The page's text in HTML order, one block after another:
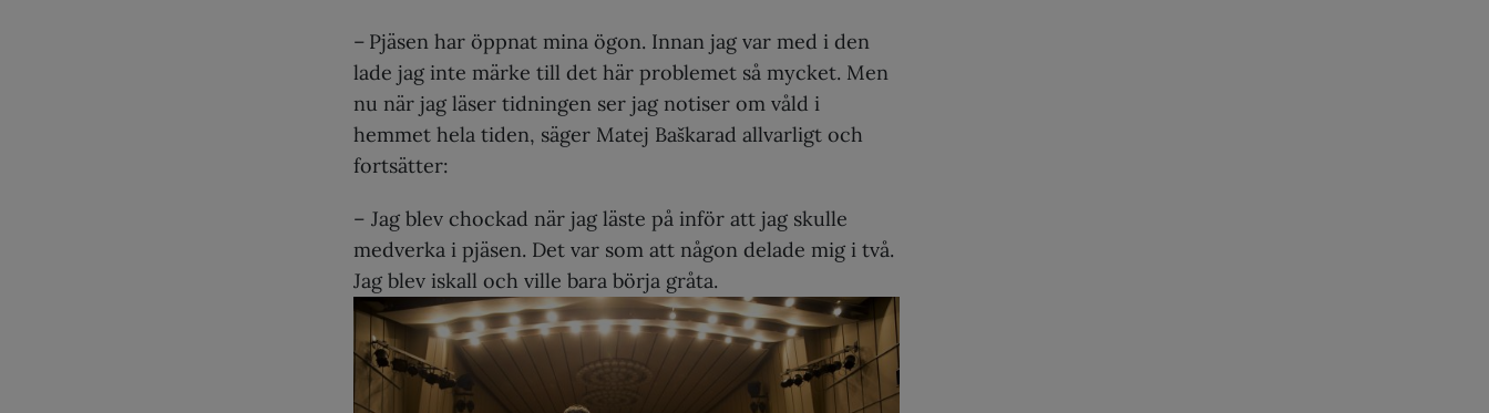
– Pjäsen har öppnat mina ögon. Innan jag var med i den
lade jag inte märke till det här problemet så mycket. Men
nu när jag läser tidningen ser jag notiser om våld i
hemmet hela tiden, säger Matej Baškarad allvarligt och
fortsätter:
– Jag blev chockad när jag läste på inför att jag skulle
medverka i pjäsen. Det var som att någon delade mig i två.
Jag blev iskall och ville bara börja gråta.